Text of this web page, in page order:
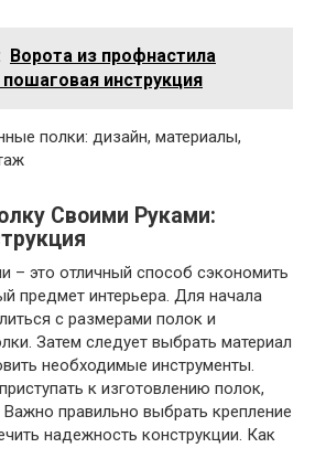
Ворота из профнастила
инструкция
Своими Руками:
– это отличный способ сэкономить
предмет интерьера. Для начала
с размерами полок и
Затем следует выбрать материал
необходимые инструменты.
к изготовлению полок,
правильно выбрать крепление
надежность конструкции. Как